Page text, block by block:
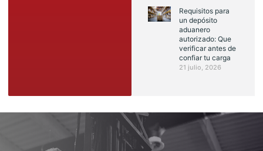
Requisitos para
un depósito
aduanero
autorizado: Que
verificar antes de
confiar tu carga
21 julio, 2026